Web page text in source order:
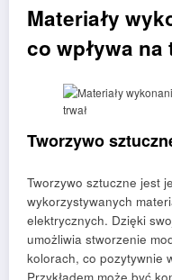
Materiały
co wpływa
Tworzywo
Tworzywo sztuczne jest
wykorzystywanych
elektrycznych. Dzięki
umożliwia stworzenie
kolorach, co pozytywnie